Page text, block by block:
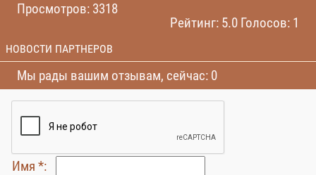
Просмотров: 3318
Рейтинг: 5.0 Голосов: 1
НОВОСТИ ПАРТНЕРОВ
Мы рады вашим отзывам, сейчас: 0
Имя *: